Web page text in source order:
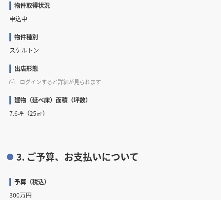
物件取得状況
申込中
物件種別
スケルトン
出店形態
ログインすると詳細が見られます
建物（延べ床）面積（坪数）
7.6坪（25㎡）
3. ご予算、お支払いについて
予算（税込）
300万円